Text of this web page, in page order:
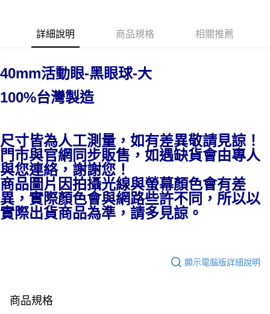
付款後全家取貨
每筆NT$60，滿NT$1,500(含以上)免運費
每筆NT$60，滿NT$1,500(含以上)免運費
每筆NT$60，滿NT$1,500(含以上)免運費
宅配 新竹物流
每筆NT$130，滿NT$2,000(含以上)免運費
國家/地區配送-香港(順豐快遞) 查看運費
詳細說明 商品規格 相關推薦
40mm活動眼-黑眼球-大
100%台灣製造
尺寸皆為人工測量，如有差異敬請見諒！
門市與官網同步販售，如遇缺貨會由專人
與您連絡，謝謝您！
商品圖片因拍攝光線與螢幕顏色會有差
異，實際顏色會與網路些許不同，所以以
實際出貨商品為準，請多見諒。
顯示電腦版詳細說明
商品規格